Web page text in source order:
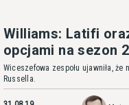
Williams: Latifi
opcjami na sezon
Wiceszefowa zespołu ujawniła,
Russella.